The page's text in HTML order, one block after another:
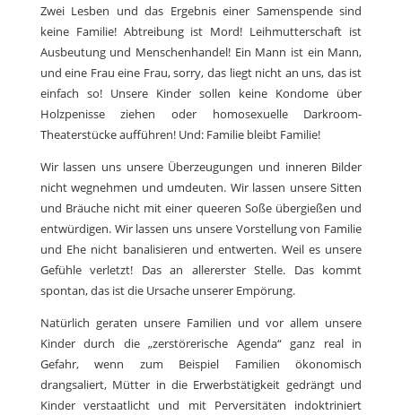
Zwei Lesben und das Ergebnis einer Samenspende sind
keine Familie! Abtreibung ist Mord! Leihmutterschaft ist
Ausbeutung und Menschenhandel! Ein Mann ist ein Mann,
und eine Frau eine Frau, sorry, das liegt nicht an uns, das ist
einfach so! Unsere Kinder sollen keine Kondome über
Holzpenisse ziehen oder homosexuelle Darkroom-
Theaterstücke aufführen! Und: Familie bleibt Familie!
Wir lassen uns unsere Überzeugungen und inneren Bilder
nicht wegnehmen und umdeuten. Wir lassen unsere Sitten
und Bräuche nicht mit einer queeren Soße übergießen und
entwürdigen. Wir lassen uns unsere Vorstellung von Familie
und Ehe nicht banalisieren und entwerten. Weil es unsere
Gefühle verletzt! Das an allererster Stelle. Das kommt
spontan, das ist die Ursache unserer Empörung.
Natürlich geraten unsere Familien und vor allem unsere
Kinder durch die „zerstörerische Agenda“ ganz real in
Gefahr, wenn zum Beispiel Familien ökonomisch
drangsaliert, Mütter in die Erwerbstätigkeit gedrängt und
Kinder verstaatlicht und mit Perversitäten indoktriniert